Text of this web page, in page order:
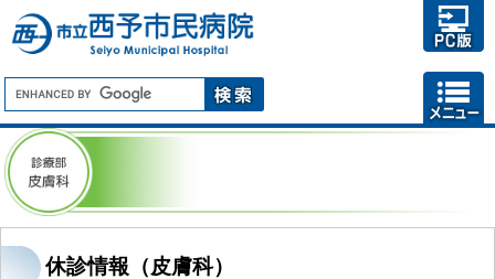
休診情報（皮膚科）